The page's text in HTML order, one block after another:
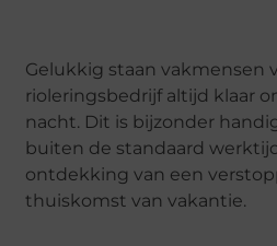
Gelukkig staan vakmensen
rioleringsbedrijf altijd klaar
nacht. Dit is bijzonder
buiten de standaard
ontdekking van een
thuiskomst van vakantie.